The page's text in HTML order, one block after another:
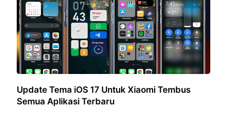
Update Tema iOS 17 Untuk Xiaomi Tembus
Semua Aplikasi Terbaru